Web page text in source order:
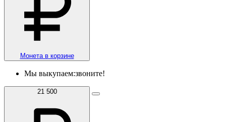
Монета в корзине
Мы выкупаем:звоните!
21 500